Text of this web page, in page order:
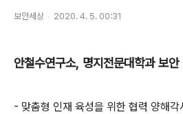
보안세상 2020. 4. 5. 00:31
안철수연구소, 명지전문대학과 보
- 맞춤형 인재 육성을 위한 협력 양해각